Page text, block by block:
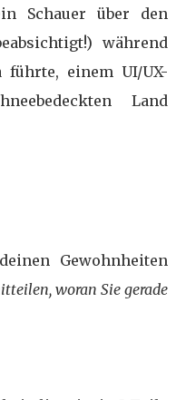
Schauer über den
während
einem UI/UX-
Land
Gewohnheiten
woran Sie gerade